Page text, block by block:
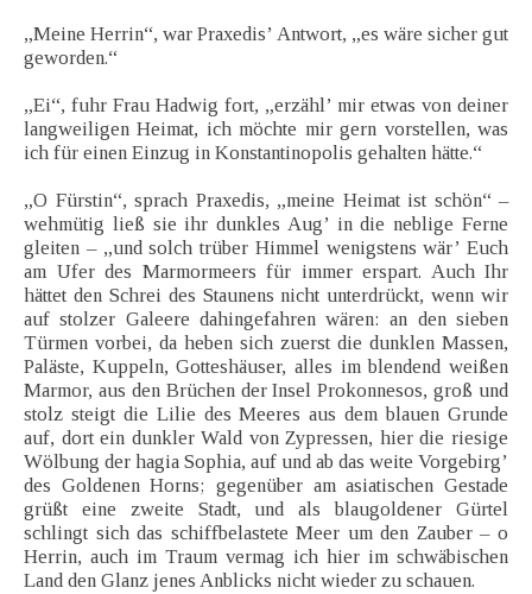
„Meine Herrin“, war Praxedis’ Antwort, „es wäre sicher gut
geworden.“
„Ei“, fuhr Frau Hadwig fort, „erzähl’ mir etwas von deiner
langweiligen Heimat, ich möchte mir gern vorstellen, was
ich für einen Einzug in Konstantinopolis gehalten hätte.“
„O Fürstin“, sprach Praxedis, „meine Heimat ist schön“ –
wehmütig ließ sie ihr dunkles Aug’ in die neblige Ferne
gleiten – „und solch trüber Himmel wenigstens wär’ Euch
am Ufer des Marmormeers für immer erspart. Auch Ihr
hättet den Schrei des Staunens nicht unterdrückt, wenn wir
auf stolzer Galeere dahingefahren wären: an den sieben
Türmen vorbei, da heben sich zuerst die dunklen Massen,
Paläste, Kuppeln, Gotteshäuser, alles im blendend weißen
Marmor, aus den Brüchen der Insel Prokonnesos, groß und
stolz steigt die Lilie des Meeres aus dem blauen Grunde
auf, dort ein dunkler Wald von Zypressen, hier die riesige
Wölbung der hagia Sophia, auf und ab das weite Vorgebirg’
des Goldenen Horns; gegenüber am asiatischen Gestade
grüßt eine zweite Stadt, und als blaugoldener Gürtel
schlingt sich das schiffbelastete Meer um den Zauber – o
Herrin, auch im Traum vermag ich hier im schwäbischen
Land den Glanz jenes Anblicks nicht wieder zu schauen.